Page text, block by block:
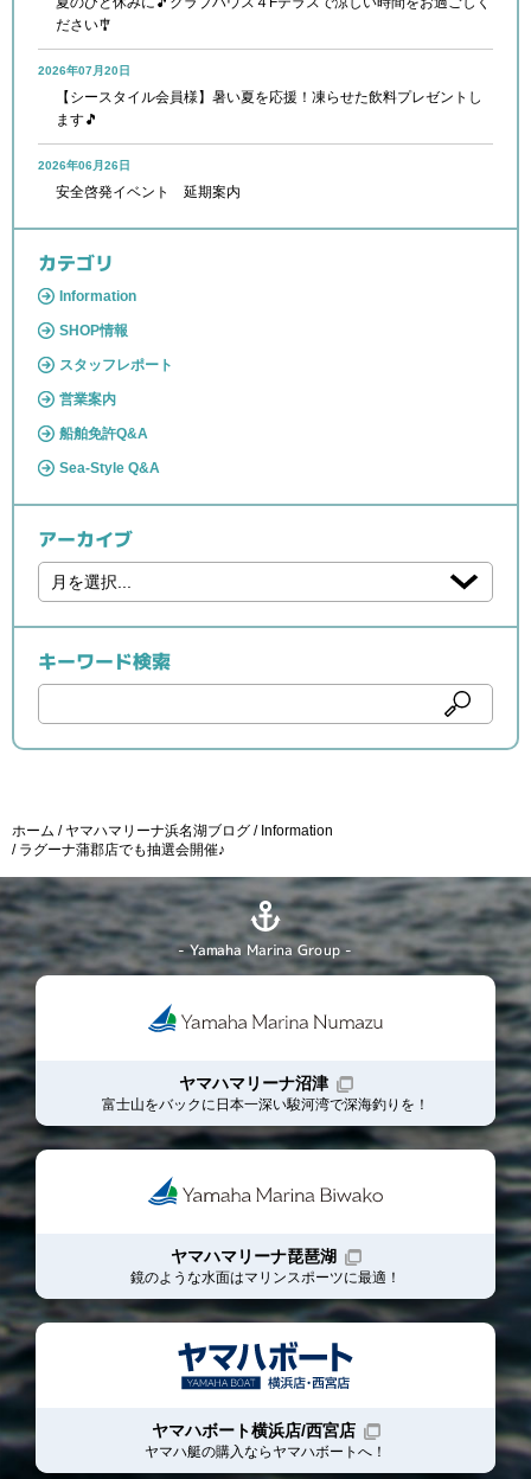
ださい🎐
2026年07月20日
【シースタイル会員様】暑い夏を応援！凍らせた飲料プレゼントし
ます🎵
2026年06月26日
安全啓発イベント 延期案内
カテゴリ
Information
SHOP情報
スタッフレポート
営業案内
船舶免許Q&A
Sea-Style Q&A
アーカイブ
キーワード検索
ホーム ヤマハマリーナ浜名湖ブログ
Information
ラグーナ蒲郡店でも抽選会開催♪
- Yamaha Marina Group -
ヤマハマリーナ沼津
富士山をバックに日本一深い駿河湾で深海釣りを！
ヤマハマリーナ琵琶湖
鏡のような水面はマリンスポーツに最適！
ヤマハボート横浜店/西宮店
ヤマハ艇の購入ならヤマハボート へ！